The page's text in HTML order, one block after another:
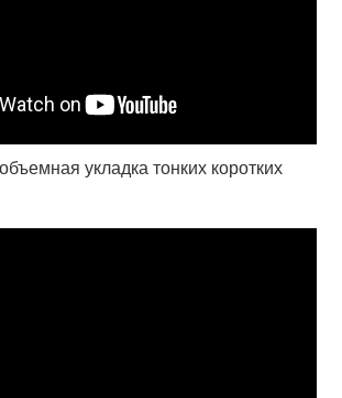
укладка тонких коротких